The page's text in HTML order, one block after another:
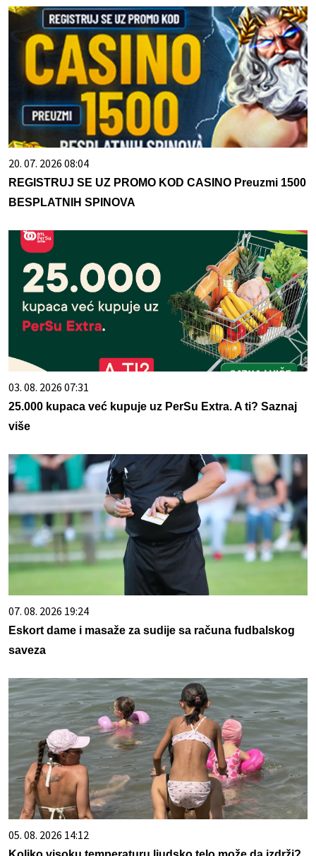
20. 07. 2026 08:04
REGISTRUJ SE UZ PROMO KOD CASINO Preuzmi 1500
BESPLATNIH SPINOVA
03. 08. 2026 07:31
25.000 kupaca već kupuje uz PerSu Extra. A ti? Saznaj
više
07. 08. 2026 19:24
Eskort dame i masaže za sudije sa računa fudbalskog
saveza
05. 08. 2026 14:12